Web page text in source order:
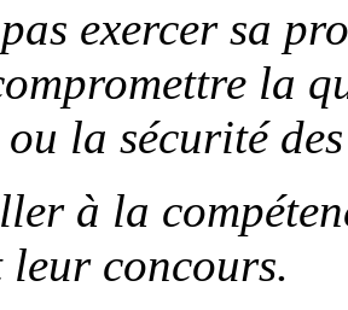
exercer sa
la
la sécurité
à la
concours.